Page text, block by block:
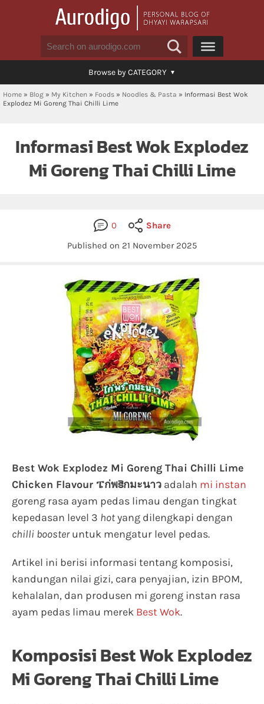
Browse by CATEGORY
Home » Blog » My Kitchen » Foods » Noodles & Pasta » Informasi Best Wok
Explodez Mi Goreng Thai Chilli Lime
Informasi Best Wok Explodez
Mi Goreng Thai Chilli Lime
0
Share
Published on 21 November 2025
Best Wok Explodez Mi Goreng Thai Chilli Lime
Chicken Flavour ፔก่พకెกมะนาว adalah mi instan
goreng rasa ayam pedas limau dengan tingkat
kepedasan level 3 hotyang dilengkapi dengan
chilli boosteruntuk mengatur level pedas.
Artikel ini berisi informasi tentang komposisi,
kandungan nilai gizi, cara penyajian, izin BPOM,
kehalalan, dan produsen mi goreng instan rasa
ayam pedas limau merek Best Wok.
Komposisi Best Wok Explodez
Mi Goreng Thai Chilli Lime